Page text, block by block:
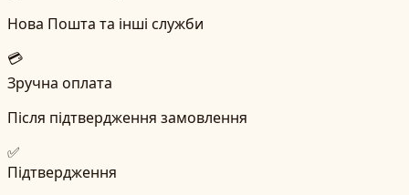
Нова Пошта та інші служби
💳
Зручна оплата
Після підтвердження замовлення
✅
Підтвердження